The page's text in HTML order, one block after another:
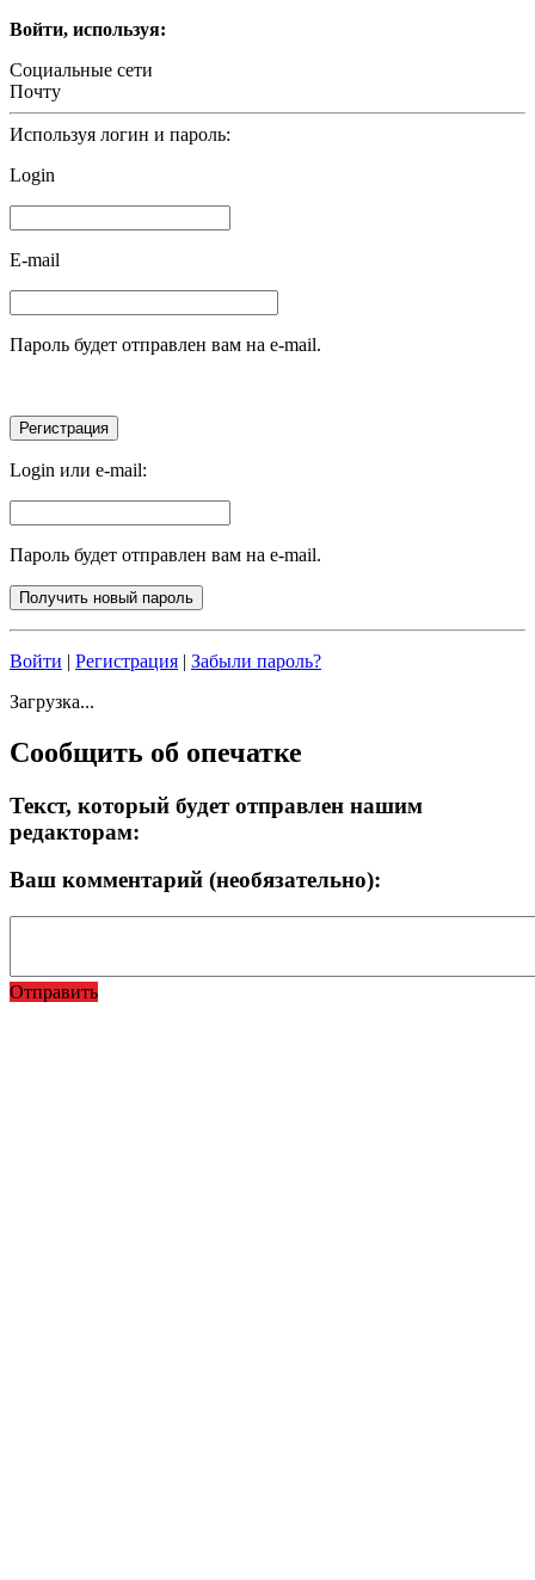
Войти, используя:
Социальные сети
Почту
Используя логин и пароль:
Login
E-mail
Пароль будет отправлен вам на e-mail.
Login или e-mail:
Пароль будет отправлен вам на e-mail.
Войти | Регистрация | Забыли пароль?
Загрузка...
Сообщить об опечатке
Текст, который будет отправлен нашим
редакторам:
Ваш комментарий (необязательно):
Отправить